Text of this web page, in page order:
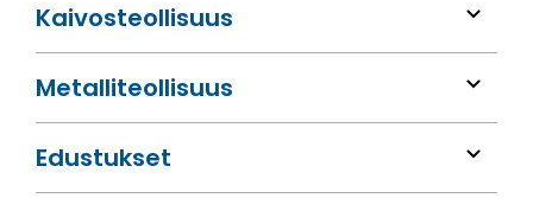
Kaivos­teollisuus
Metalli­teollisuus
Edustukset